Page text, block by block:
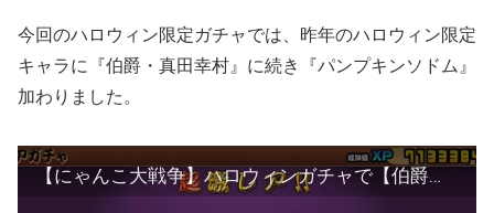
今回のハロウィン限定ガチャでは、昨年のハロウィン限定
キャラに『伯爵・真田幸村』に続き『パンプキンソドム』
加わりました。
【にゃんこ大戦争】ハロウィンガチャで【伯爵・真田幸村】を引き当てて進化♫